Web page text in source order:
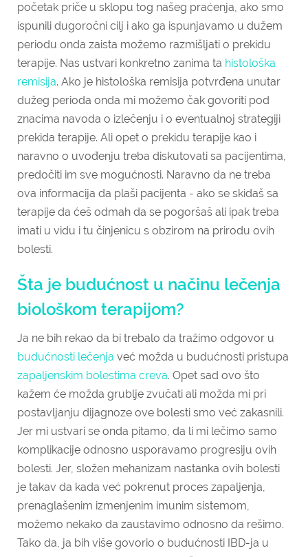
početak priče u sklopu tog našeg praćenja, ako smo
ispunili dugoročni cilj i ako ga ispunjavamo u dužem
periodu onda zaista možemo razmišljati o prekidu
terapije. Nas ustvari konkretno zanima ta histološka
remisija. Ako je histološka remisija potvrđena unutar
dužeg perioda onda mi možemo čak govoriti pod
znacima navoda o izlečenju i o eventualnoj strategiji
prekida terapije. Ali opet o prekidu terapije kao i
naravno o uvođenju treba diskutovati sa pacijentima,
predočiti im sve mogućnosti. Naravno da ne treba
ova informacija da plaši pacijenta - ako se skidaš sa
terapije da ćeš odmah da se pogoršaš ali ipak treba
imati u vidu i tu činjenicu s obzirom na prirodu ovih
bolesti.
Šta je budućnost u načinu lečenja
biološkom terapijom?
Ja ne bih rekao da bi trebalo da tražimo odgovor u
budućnosti lečenja već možda u budućnosti pristupa
zapaljenskim bolestima creva. Opet sad ovo što
kažem će možda grublje zvučati ali možda mi pri
postavljanju dijagnoze ove bolesti smo već zakasnili.
Jer mi ustvari se onda pitamo, da li mi lečimo samo
komplikacije odnosno usporavamo progresiju ovih
bolesti. Jer, složen mehanizam nastanka ovih bolesti
je takav da kada već pokrenut proces zapaljenja,
prenaglašenim izmenjenim imunim sistemom,
možemo nekako da zaustavimo odnosno da rešimo.
Tako da, ja bih više govorio o budućnosti IBD-ja u